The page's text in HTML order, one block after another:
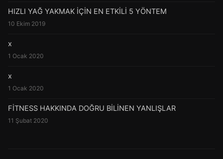
HIZLI YAĞ YAKMAK İÇİN EN ETKİLİ 5 YÖNTEM
10 Ekim 2019
x
1 Ocak 2020
x
1 Ocak 2020
FİTNESS HAKKINDA DOĞRU BİLİNEN YANLIŞLAR
11 Şubat 2020